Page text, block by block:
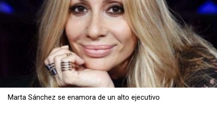
Marta Sánchez se enamora de un alto ejecutivo